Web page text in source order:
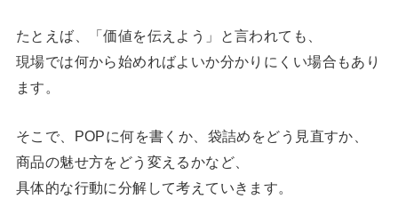
たとえば、「価値を伝えよう」と言われても、
現場では何から始めればよいか分かりにくい場合もあり
ます。
そこで、POPに何を書くか、袋詰めをどう見直すか、
商品の魅せ方をどう変えるかなど、
具体的な行動に分解して考えていきます。